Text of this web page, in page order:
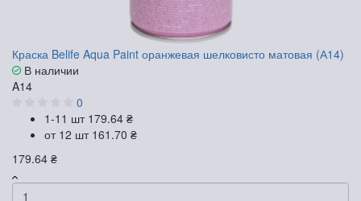
Краска Belife Aqua Paint оранжевая шелковисто матовая (А14)
В наличии
A14
0
1-11 шт 179.64 ₴
от 12 шт 161.70 ₴
179.64 ₴